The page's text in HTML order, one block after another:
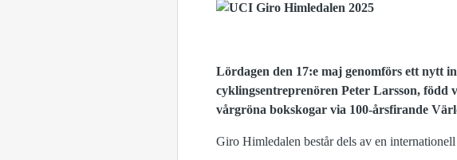
Lördagen den 17:e maj genomförs ett nytt
cyklingsentreprenören Peter Larsson,
vårgröna bokskogar via 100-årsfirande
Giro Himledalen består dels av en